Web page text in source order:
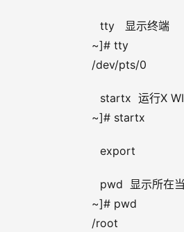
tty   显示终端
~]# tty
/dev/pts/0
startx  运行X
~]# startx
export
pwd  显示所在当
~]# pwd
/root